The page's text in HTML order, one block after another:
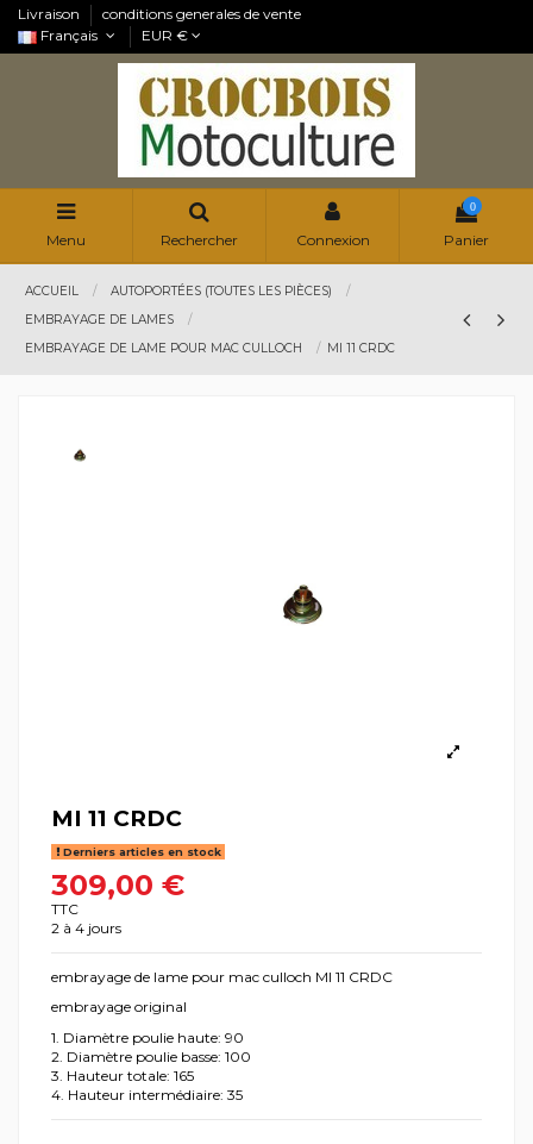
Livraison
conditions generales de vente
Français
EUR €
Menu Rechercher Connexion
0
Panier
ACCUEIL
AUTOPORTÉES (TOUTES LES PIÈCES)
EMBRAYAGE DE LAMES
EMBRAYAGE DE LAME POUR MAC CULLOCH
MI 11 CRDC
MI 11 CRDC
Derniers articles en stock
309,00 €
TTC
2 à 4 jours
embrayage de lame pour mac culloch MI 11 CRDC
embrayage original
1. Diamètre poulie haute: 90
2. Diamètre poulie basse: 100
3. Hauteur totale: 165
4. Hauteur intermédiaire: 35